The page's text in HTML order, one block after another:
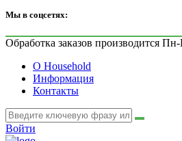
Мы в соцсетях:
Обработка заказов производится
О Household
Информация
Контакты
Войти